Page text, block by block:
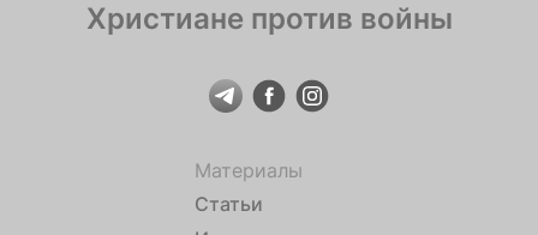
Христиане против войны
Материалы
Статьи